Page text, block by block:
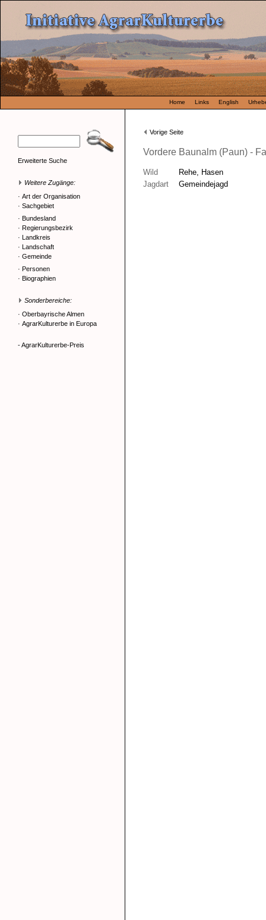
Home Links English
Erweiterte Suche
Weitere Zugänge:
· Art der Organisation
· Sachgebiet
· Bundesland
· Regierungsbezirk
· Landkreis
· Landschaft
· Gemeinde
· Personen
· Biographien
Sonderbereiche:
· Oberbayrische Almen
· AgrarKulturerbe in Europa
- AgrarKulturerbe-Preis
Vorige Seite
Vordere Baunalm (Paun) -
Wild
Rehe, Hasen
Jagdart
Gemeindejagd